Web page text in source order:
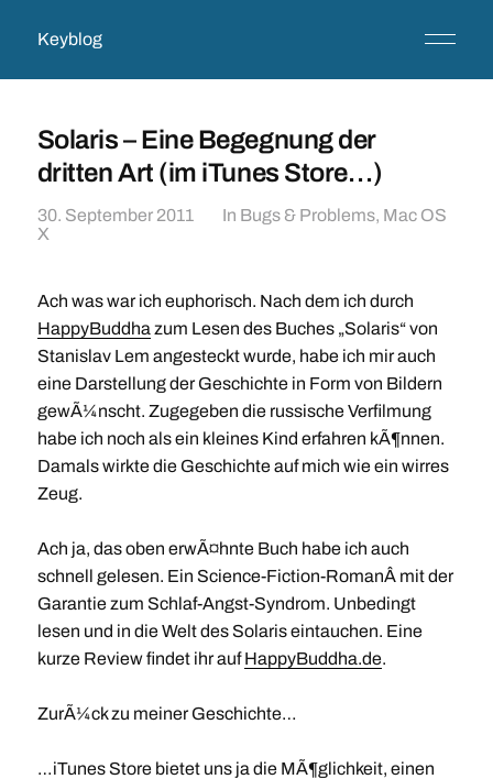
Keyblog
Solaris – Eine Begegnung der
dritten Art (im iTunes Store…)
30. September 2011 In Bugs & Problems, Mac OS
X
Ach was war ich euphorisch. Nach dem ich durch
HappyBuddha zum Lesen des Buches „Solaris“ von
Stanislav Lem angesteckt wurde, habe ich mir auch
eine Darstellung der Geschichte in Form von Bildern
gewÃ¼nscht. Zugegeben die russische Verfilmung
habe ich noch als ein kleines Kind erfahren kÃ¶nnen.
Damals wirkte die Geschichte auf mich wie ein wirres
Zeug.
Ach ja, das oben erwÃ¤hnte Buch habe ich auch
schnell gelesen. Ein Science-Fiction-RomanÂ mit der
Garantie zum Schlaf-Angst-Syndrom. Unbedingt
lesen und in die Welt des Solaris eintauchen. Eine
kurze Review findet ihr aufHappyBuddha.de.
ZurÃ¼ck zu meiner Geschichte…
…iTunes Store bietet uns ja die MÃ¶glichkeit, einen